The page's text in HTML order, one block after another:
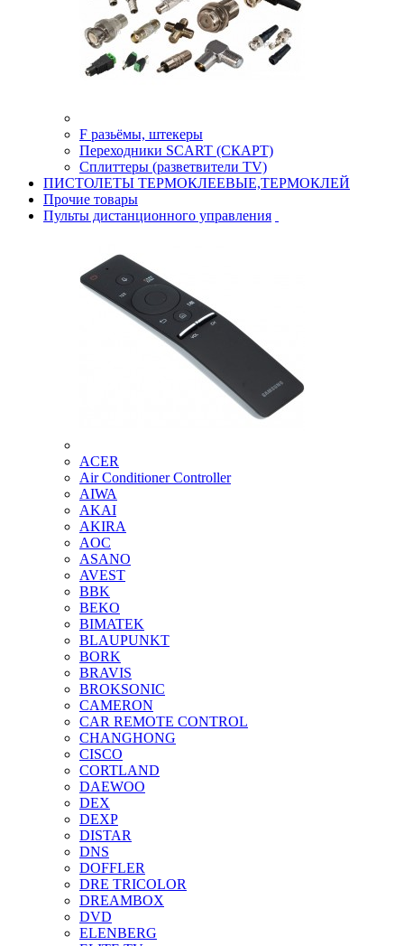
F разьёмы, штекеры
Переходники SCART (СКАРТ)
Сплиттеры (разветвители TV)
ПИСТОЛЕТЫ ТЕРМОКЛЕЕВЫЕ,ТЕРМОКЛЕЙ
Прочие товары
Пульты дистанционного управления
ACER
Air Conditioner Controller
AIWA
AKAI
AKIRA
AOC
ASANO
AVEST
BBK
BEKO
BIMATEK
BLAUPUNKT
BORK
BRAVIS
BROKSONIC
CAMERON
CAR REMOTE CONTROL
CHANGHONG
CISCO
CORTLAND
DAEWOO
DEX
DEXP
DISTAR
DNS
DOFFLER
DRE TRICOLOR
DREAMBOX
DVD
ELENBERG